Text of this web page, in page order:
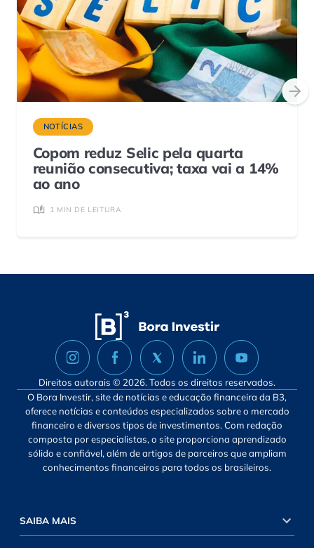
NOTÍCIAS
Copom reduz Selic pela quarta
reunião consecutiva; taxa vai a 14%
ao ano
1 MIN DE LEITURA
Direitos autorais © 2026. Todos os direitos reservados.
O Bora Investir, site de notícias e educação financeira da B3,
oferece notícias e conteúdos especializados sobre o mercado
financeiro e diversos tipos de investimentos. Com redação
composta por especialistas, o site proporciona aprendizado
sólido e confiável, além de artigos de parceiros que ampliam
conhecimentos financeiros para todos os brasileiros.
SAIBA MAIS